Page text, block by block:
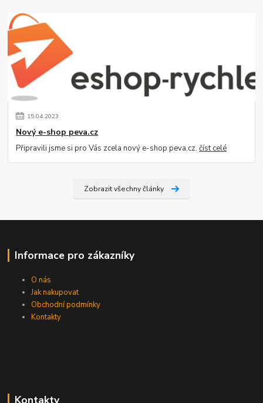
15.04.2023
Nový e-shop peva.cz
Připravili jsme si pro Vás zcela nový e-shop peva.cz.číst celé
Zobrazit všechny články
Informace pro zákazníky
O nás
Jak nakupovat
Obchodní podmínky
Kontakty